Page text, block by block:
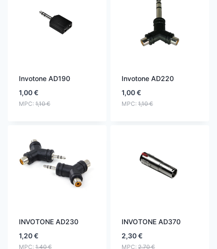
Invotone AD190
1,00€
MPC: 1,10€
Invotone AD220
1,00€
MPC: 1,10€
INVOTONE AD230
1,20€
MPC: 1,40€
INVOTONE AD370
2,30€
MPC: 2,70€